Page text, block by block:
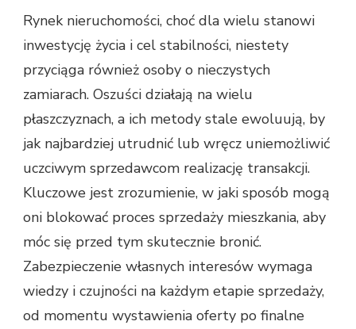
Rynek nieruchomości, choć dla wielu stanowi
inwestycję życia i cel stabilności, niestety
przyciąga również osoby o nieczystych
zamiarach. Oszuści działają na wielu
płaszczyznach, a ich metody stale ewoluują, by
jak najbardziej utrudnić lub wręcz uniemożliwić
uczciwym sprzedawcom realizację transakcji.
Kluczowe jest zrozumienie, w jaki sposób mogą
oni blokować proces sprzedaży mieszkania, aby
móc się przed tym skutecznie bronić.
Zabezpieczenie własnych interesów wymaga
wiedzy i czujności na każdym etapie sprzedaży,
od momentu wystawienia oferty po finalne